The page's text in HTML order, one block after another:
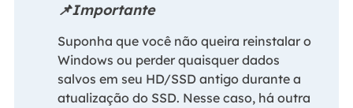
📌Importante
Suponha que você não queira reinstalar o
Windows ou perder quaisquer dados
salvos em seu HD/SSD antigo durante a
atualização do SSD. Nesse caso, há outra